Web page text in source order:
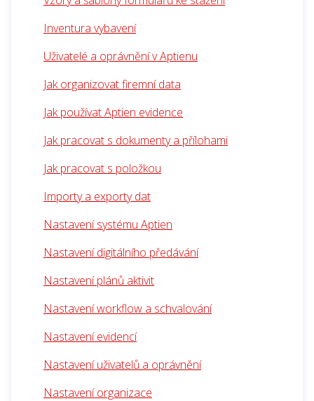
Inventura vybavení
Uživatelé a oprávnění v Aptienu
Jak organizovat firemní data
Jak používat Aptien evidence
Jak pracovat s dokumenty a přílohami
Jak pracovat s položkou
Importy a exporty dat
Nastavení systému Aptien
Nastavení digitálního předávání
Nastavení plánů aktivit
Nastavení workflow a schvalování
Nastavení evidencí
Nastavení uživatelů a oprávnění
Nastavení organizace